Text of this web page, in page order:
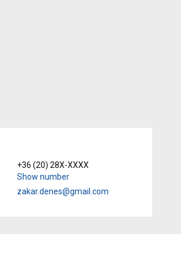
+36 (20) 28X-XXXX
Show number
zakar.denes@gmail.com